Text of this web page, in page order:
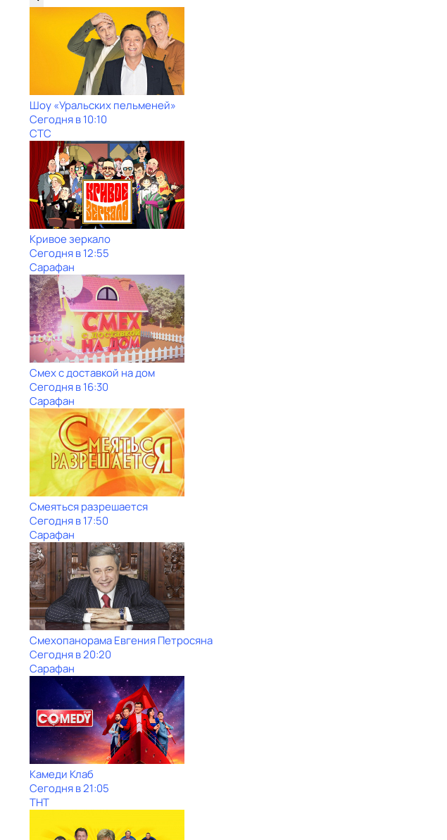
Шоy «Уральских пeльменей»
Сегодня в 10:10
СТС
Кривое зеркало
Сегодня в 12:55
Сарафан
Смех с доставкой на дом
Сегодня в 16:30
Сарафан
Смеяться разрешается
Сегодня в 17:50
Сарафан
Смехопанорама Евгения Петросяна
Сегодня в 20:20
Сарафан
Камeди Клaб
Сегодня в 21:05
ТНТ